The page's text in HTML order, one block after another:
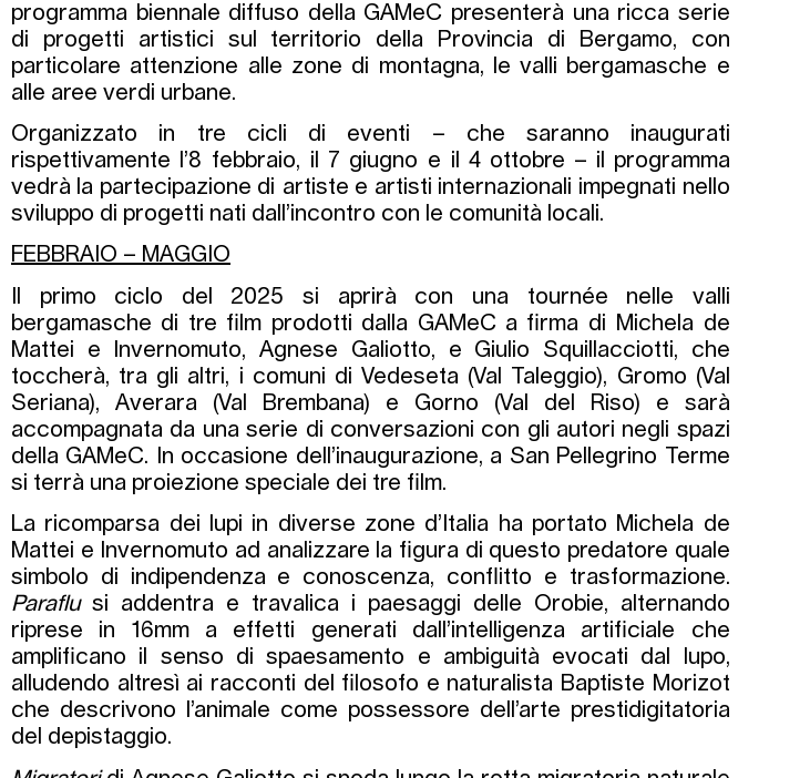
programma biennale diffuso della GAMeC presenterà una ricca serie
di progetti artistici sul territorio della Provincia di Bergamo, con
particolare attenzione alle zone di montagna, le valli bergamasche e
alle aree verdi urbane.
Organizzato in tre cicli di eventi – che saranno inaugurati
rispettivamente l’8 febbraio, il 7 giugno e il 4 ottobre – il programma
vedrà la partecipazione di artiste e artisti internazionali impegnati nello
sviluppo di progetti nati dall’incontro con le comunità locali.
FEBBRAIO – MAGGIO
Il primo ciclo del 2025 si aprirà con una tournée nelle valli
bergamasche di tre film prodotti dalla GAMeC a firma di Michela de
Mattei e Invernomuto, Agnese Galiotto, e Giulio Squillacciotti, che
toccherà, tra gli altri, i comuni di Vedeseta (Val Taleggio), Gromo (Val
Seriana), Averara (Val Brembana) e Gorno (Val del Riso) e sarà
accompagnata da una serie di conversazioni con gli autori negli spazi
della GAMeC. In occasione dell’inaugurazione, a San Pellegrino Terme
si terrà una proiezione speciale dei tre film.
La ricomparsa dei lupi in diverse zone d’Italia ha portato Michela de
Mattei e Invernomuto ad analizzare la figura di questo predatore quale
simbolo di indipendenza e conoscenza, conflitto e trasformazione.
Paraflusi addentra e travalica i paesaggi delle Orobie, alternando
riprese in 16mm a effetti generati dall’intelligenza artificiale che
amplificano il senso di spaesamento e ambiguità evocati dal lupo,
alludendo altresì ai racconti del filosofo e naturalista Baptiste Morizot
che descrivono l’animale come possessore dell’arte prestidigitatoria
del depistaggio.